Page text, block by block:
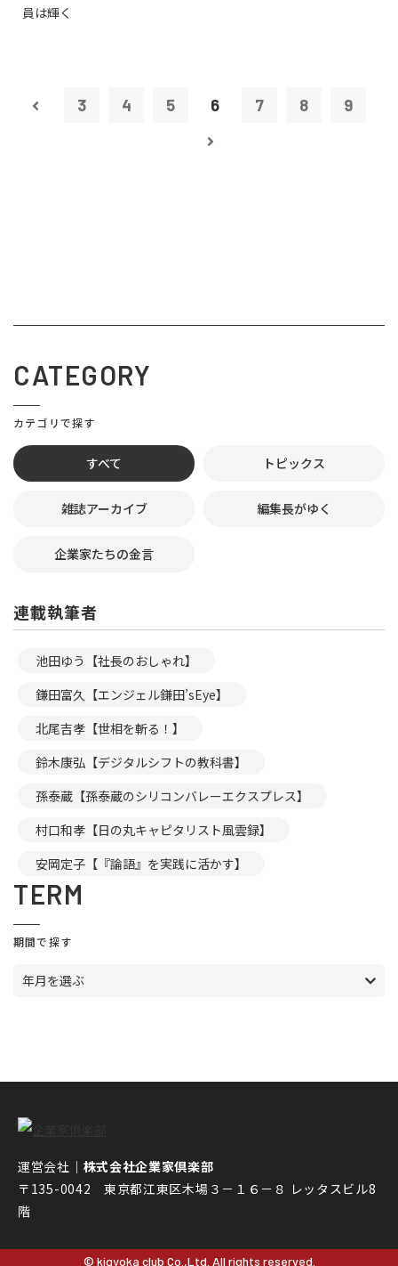
員は輝く
3 4 5 6 7 8 9
CATEGORY
カテゴリで探す
すべて トピックス
雑誌アーカイブ 編集長がゆく
企業家たちの金言
連載執筆者
池田ゆう【社長のおしゃれ】
鎌田富久【エンジェル鎌田’sEye】
北尾吉孝【世相を斬る！】
鈴木康弘【デジタルシフトの教科書】
孫泰蔵【孫泰蔵のシリコンバレーエクスプレス】
村口和孝【日の丸キャピタリスト風雲録】
安岡定子【『論語』を実践に活かす】
TERM
期間で探す
年月を選ぶ
運営会社｜ 株式会社企業家倶楽部
〒135-0042 東京都江東区木場３－１６－８ レッタスビル8
階
© kigyoka club Co.,Ltd. All rights reserved.